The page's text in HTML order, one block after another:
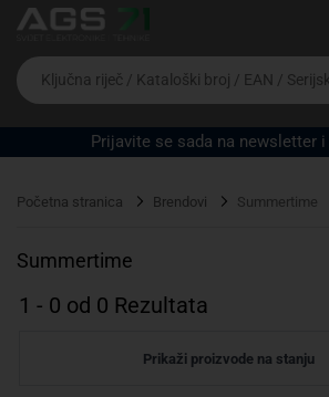
Ova postavka prilagođava
cijene vašim potrebama.
Da
biste
potražili
proizvod,
unesite
riječ,
EAN
serijski
Prijavite se sada na newsletter
Početna stranica Brendovi Summertime
Summertime
1 - 0 od 0 Rezultata
Prikaži proizvode na stanju